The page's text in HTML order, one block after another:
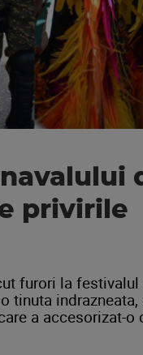
privirile
furori la festivalul
tinuta
a accesorizat-o